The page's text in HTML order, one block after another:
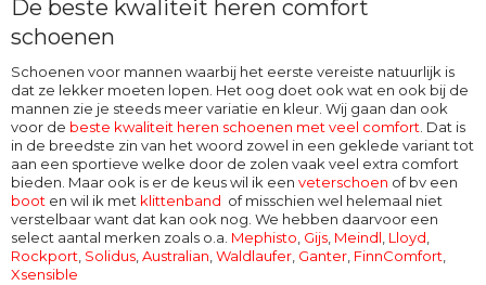
De beste kwaliteit heren comfort
schoenen
Schoenen voor mannen waarbij het eerste vereiste natuurlijk is
dat ze lekker moeten lopen. Het oog doet ook wat en ook bij de
mannen zie je steeds meer variatie en kleur. Wij gaan dan ook
voor de beste kwaliteit heren schoenen met veel comfort. Dat is
in de breedste zin van het woord zowel in een geklede variant tot
aan een sportieve welke door de zolen vaak veel extra comfort
bieden. Maar ook is er de keus wil ik een veterschoen of bv een
boot en wil ik met klittenband of misschien wel helemaal niet
verstelbaar want dat kan ook nog. We hebben daarvoor een
select aantal merken zoals o.a. Mephisto, Gijs, Meindl, Lloyd,
Rockport, Solidus,Australian,Waldlaufer, Ganter, FinnComfort,
Xsensible